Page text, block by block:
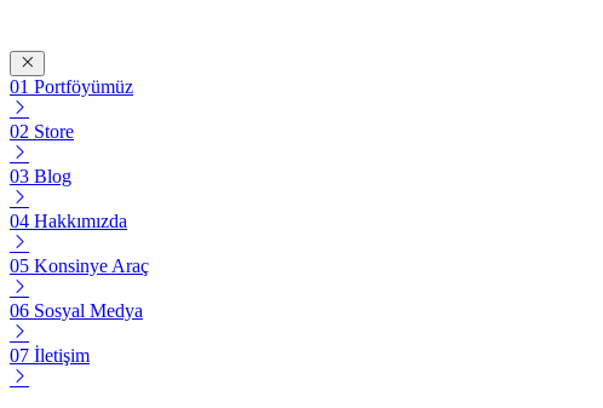
Portföyümüz
Store
Blog
Hakkımızda
Konsinye Araç
Sosyal Medya
İletişim